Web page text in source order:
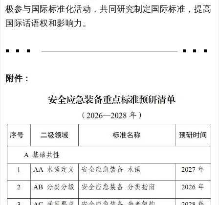
极参与国际标准化活动，共同研究制定国际标准，提高
国际话语权和影响力。
附件：